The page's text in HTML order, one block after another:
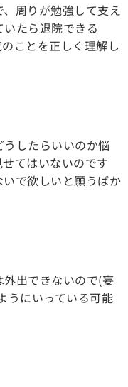
周りが勉強して支え
たら退院できる
ことを正しく理解し
したらいいのか悩
てはいないのです
で欲しいと願うばか
出できないので(妄
うにいっている可能